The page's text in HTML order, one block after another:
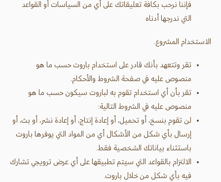
فإننا نرحب بكافة تعليقاتك على أي من السياسات أو القواعد
التي ندرجها أدناه
الاستخدام المشروع.
تقر وتتعهد بأنك قادر على استخدام باروت حسب ما هو
منصوص عليه في صفحة الشروط والأحكام.
تقر بأن أي استخدام تقوم به لباروت سيكون حسب ما هو
منصوص عليه في الشروط التالية:
لن تقوم بنسخ، أو تحميل، أو إعادة إنتاج، أو إعادة نشر، أو بث، أو
إرسال بأي شكل من الأشكال أي من المواد التي يوفرها باروت
باستثناء بياناتك الشخصية فقط.
الالتزام بالقواعد التي سيتم تطبيقها على أي عرض ترويجي تشارك
فيه بأي شكل من خلال باروت.